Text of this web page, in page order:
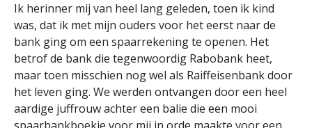
Ik herinner mij van heel lang geleden, toen ik kind
was, dat ik met mijn ouders voor het eerst naar de
bank ging om een spaarrekening te openen. Het
betrof de bank die tegenwoordig Rabobank heet,
maar toen misschien nog wel als Raiffeisenbank door
het leven ging. We werden ontvangen door een heel
aardige juffrouw achter een balie die een mooi